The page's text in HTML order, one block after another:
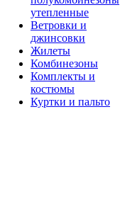
утепленные
Ветровки и
джинсовки
Жилеты
Комбинезоны
Комплекты и
костюмы
Куртки и пальто